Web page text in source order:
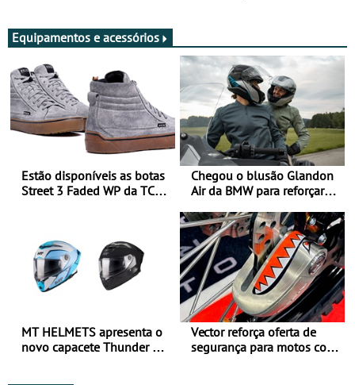
Equipamentos e acessórios
Estão disponíveis as botas
Street 3 Faded WP da TCX
Chegou o blusão Glandon
Air da BMW para reforçar
verão
MT HELMETS apresenta o
novo capacete Thunder 4 R
Vector reforça oferta de
segurança para motos com